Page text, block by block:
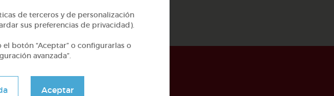
de terceros y de personalización
sus preferencias de privacidad).
botón “Aceptar” o configurarlas o
avanzada”.
Aceptar